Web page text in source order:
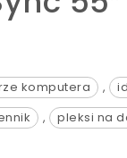
komputera ,
, pleksi na